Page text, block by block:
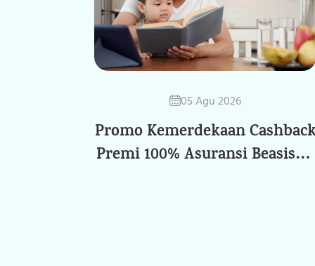
05 Agu 2026
Promo Kemerdekaan
Premi 100% Asuransi Beasiswa